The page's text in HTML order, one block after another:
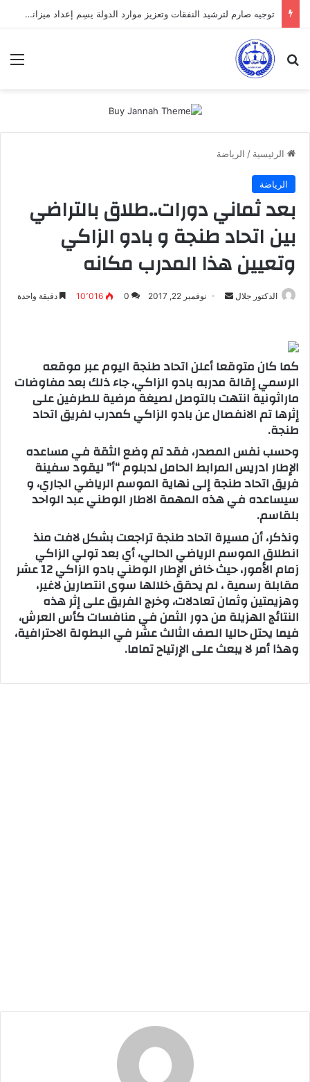
توجيه صارم لترشيد النفقات وتعزيز موارد الدولة يسِم إعداد ميزانية 2027
بحث عن
الرئيسية / الرياضة
الرياضة
بعد ثماني دورات..طلاق بالتراضي
بين اتحاد طنجة و بادو الزاكي
وتعيين هذا المدرب مكانه‎
الدكتور جلال
أرسل نوفمبر 22, 2017 0 10٬016 دقيقة واحدة
كما كان متوقعا أعلن اتحاد طنجة اليوم عبر موقعه
الرسمي إقالة مدربه بادو الزاكي، جاء ذلك بعد مفاوضات
ماراثونية انتهت بالتوصل لصيغة مرضية للطرفين على
إثرها تم الانفصال عن بادو الزاكي كمدرب لفريق اتحاد
طنجة.
وحسب نفس المصدر، فقد تم وضع الثقة في مساعده
الإطار ادريس المرابط الحامل لدبلوم “أ” ليقود سفينة
فريق اتحاد طنجة إلى نهاية الموسم الرياضي الجاري، و
سيساعده في هذه المهمة الاطار الوطني عبد الواحد
بلقاسم.
ونذكر، أن مسيرة اتحاد طنجة تراجعت بشكل لافت منذ
انطلاق الموسم الرياضي الحالي، أي بعد تولي الزاكي
زمام الأمور، حيث خاض الإطار الوطني بادو الزاكي 12 عشر
مقابلة رسمية ، لم يحقق خلالها سوى انتصارين لاغير،
وهزيمتين وثمان تعادلات، وخرج الفريق على إثر هذه
النتائج الهزيلة من دور الثمن في منافسات كأس العرش،
فيما يحتل حاليا الصف الثالث عشر في البطولة الاحترافية،
وهذا أمر لا يبعث على الإرتياح تماما.